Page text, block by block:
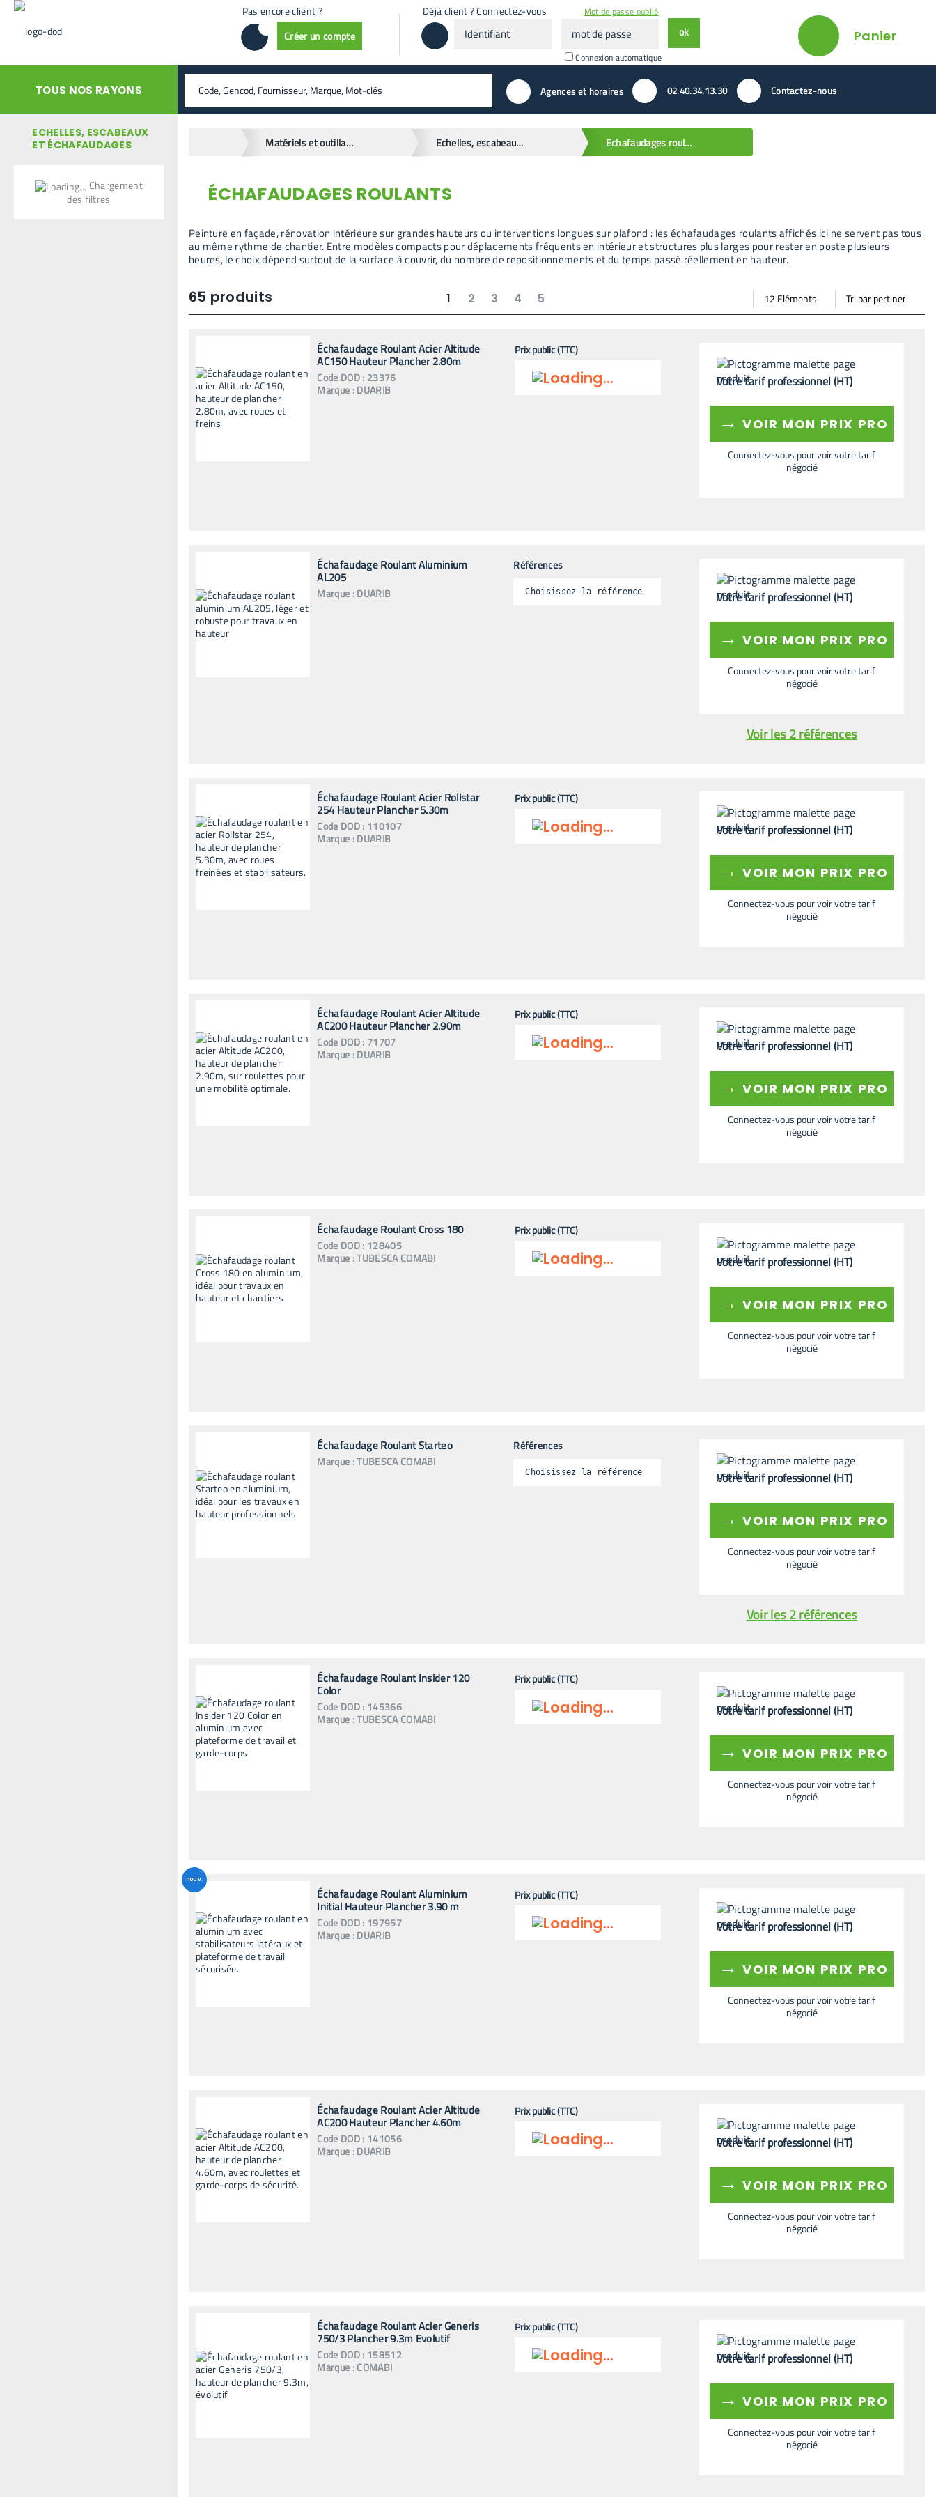
Pas encore client ?
Créer un compte
Déjà client ? Connectez-vous
passeConnexion automatique
Mot de passe oublié
ok Panier
TOUS NOS RAYONS rechercher valider Agences et horaires 02.40.34.13.30 Contactez-nous
ECHELLES, ESCABEAUX
ET ÉCHAFAUDAGES
Chargement
des filtres
Matériels et outillages Echelles, escabeaux et échafaudages Echafaudages roulants
retour en arrière
ÉCHAFAUDAGES ROULANTS
Peinture en façade, rénovation intérieure sur grandes hauteurs ou interventions longues sur plafond : les échafaudages roulants affichés ici ne servent pas tous
au même rythme de chantier. Entre modèles compacts pour déplacements fréquents en intérieur et structures plus larges pour rester en poste plusieurs
heures, le choix dépend surtout de la surface à couvrir, du nombre de repositionnements et du temps passé réellement en hauteur.
65 produits 1 2 3 4 5 Mode vignette
Mode bande
Par
page
Trier
par
Échafaudage Roulant Acier Altitude
AC150 Hauteur Plancher 2.80m
Code DOD: 23376
Marque :DUARIB
Prix public (TTC)
Votre tarif professionnel (HT)
→ VOIR MON PRIX PRO
Connectez-vous pour voir votre tarif
négocié
Échafaudage Roulant Aluminium
AL205
Marque :DUARIB
Références
Choisissez la référence Votre tarif professionnel (HT)
→ VOIR MON PRIX PRO
Connectez-vous pour voir votre tarif
négocié
Voir les 2 références
Échafaudage Roulant Acier Rollstar
254 Hauteur Plancher 5.30m
Code DOD: 110107
Marque :DUARIB
Prix public (TTC)
Votre tarif professionnel (HT)
→ VOIR MON PRIX PRO
Connectez-vous pour voir votre tarif
négocié
Échafaudage Roulant Acier Altitude
AC200 Hauteur Plancher 2.90m
Code DOD: 71707
Marque :DUARIB
Prix public (TTC)
Votre tarif professionnel (HT)
→ VOIR MON PRIX PRO
Connectez-vous pour voir votre tarif
négocié
Échafaudage Roulant Cross 180
Code DOD: 128405
Marque :TUBESCA COMABI
Prix public (TTC)
Votre tarif professionnel (HT)
→ VOIR MON PRIX PRO
Connectez-vous pour voir votre tarif
négocié
Échafaudage Roulant Starteo
Marque :TUBESCA COMABI
Références
Choisissez la référence Votre tarif professionnel (HT)
→ VOIR MON PRIX PRO
Connectez-vous pour voir votre tarif
négocié
Voir les 2 références
Échafaudage Roulant Insider 120
Color
Code DOD: 145366
Marque :TUBESCA COMABI
Prix public (TTC)
Votre tarif professionnel (HT)
→ VOIR MON PRIX PRO
Connectez-vous pour voir votre tarif
négocié
nouv.
Échafaudage Roulant Aluminium
Initial Hauteur Plancher 3.90 m
Code DOD: 197957
Marque :DUARIB
Prix public (TTC)
Votre tarif professionnel (HT)
→ VOIR MON PRIX PRO
Connectez-vous pour voir votre tarif
négocié
Échafaudage Roulant Acier Altitude
AC200 Hauteur Plancher 4.60m
Code DOD: 141056
Marque :DUARIB
Prix public (TTC)
Votre tarif professionnel (HT)
→ VOIR MON PRIX PRO
Connectez-vous pour voir votre tarif
négocié
Échafaudage Roulant Acier Generis
750/3 Plancher 9.3m Evolutif
Code DOD: 158512
Marque :COMABI
Prix public (TTC)
Votre tarif professionnel (HT)
→ VOIR MON PRIX PRO
Connectez-vous pour voir votre tarif
négocié